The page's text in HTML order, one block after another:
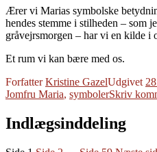
Ærer vi Marias symbolske
hendes stemme i stilheden – som
gråvejrsmorgen – har vi en kilde i
Et rum vi kan bære med os.
ForfatterKristine GazelUdgivet
Jomfru Maria, symbolerSkriv
Indlægsinddeling